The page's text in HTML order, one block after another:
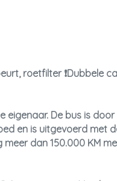
roetfilter ❗Dubbele
eigenaar. De bus is
en is uitgevoerd met
dan 150.000 KM